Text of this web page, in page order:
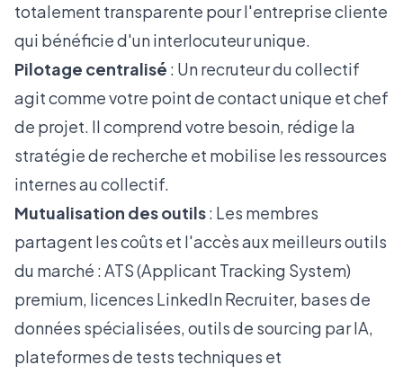
totalement transparente pour l'entreprise cliente
qui bénéficie d'un interlocuteur unique.
Pilotage centralisé : Un recruteur du collectif
agit comme votre point de contact unique et chef
de projet. Il comprend votre besoin, rédige la
stratégie de recherche et mobilise les ressources
internes au collectif.
Mutualisation des outils: Les membres
partagent les coûts et l'accès aux meilleurs outils
du marché : ATS (Applicant Tracking System)
premium, licences LinkedIn Recruiter, bases de
données spécialisées, outils de sourcing par IA,
plateformes de tests techniques et